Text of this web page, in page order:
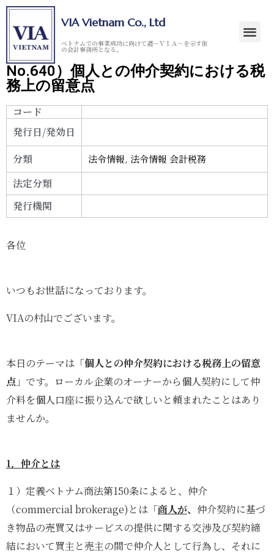
VIA Vietnam Co., Ltd
ベトナムでの事業成功に向けて道－ＶＩＡ－を示す街
の会計事務所となる。
No.640）個人との仲介契約における税
務上の留意点
コード
発行日/発効日
分類
法令情報,法令情報 会計税務
法定分類
発行機関
各位
いつもお世話になっております。
VIAの村山でございます。
本日のテーマは「個人との仲介契約における税務上の留意
点 」です。ローカル企業のオーナーから個人契約にして仲
介料を個人口座に振り込んで欲しいと頼まれたことはあり
ませんか。
1．仲介とは
１）定義ベトナム商法第150条によると、仲介
（commercial brokerage)とは「商人が、 仲介契約に基づ
き物品の売買又はサービスの提供に関する交渉及び契約締
結において買主と売主の間で仲介人として行為し、それに